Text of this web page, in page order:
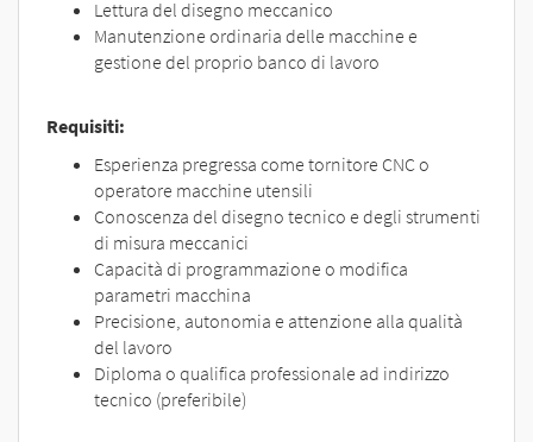
Lettura del disegno meccanico
Manutenzione ordinaria delle macchine e
gestione del proprio banco di lavoro
Requisiti:
Esperienza pregressa come tornitore CNC o
operatore macchine utensili
Conoscenza del disegno tecnico e degli strumenti
di misura meccanici
Capacità di programmazione o modifica
parametri macchina
Precisione, autonomia e attenzione alla qualità
del lavoro
Diploma o qualifica professionale ad indirizzo
tecnico (preferibile)